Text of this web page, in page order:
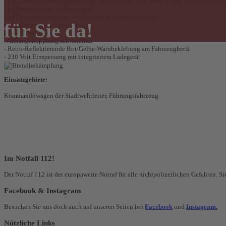
für Sie da!
- Handlampe inkl. Ladestation
- Zwei Faltdreiecke
- Anhängekupplung schwenkbar
- Retro-Reflektierende Rot/Gelbe-Warnbeklebung am Fahrzeugheck
- 230 Volt Einspeisung mit integriertem Ladegerät
Einsatzgebiete:
Kommandowagen der Stadtwehrleiter, Führungsfahrzeug
Im Notfall 112!
Der Notruf 112 ist der europaweite Notruf für alle nichtpolizeilichen Gefahren.
Facebook & Instagram
Besuchen Sie uns doch auch auf unseren Seiten bei Facebook und Instagram.
Nützliche Links